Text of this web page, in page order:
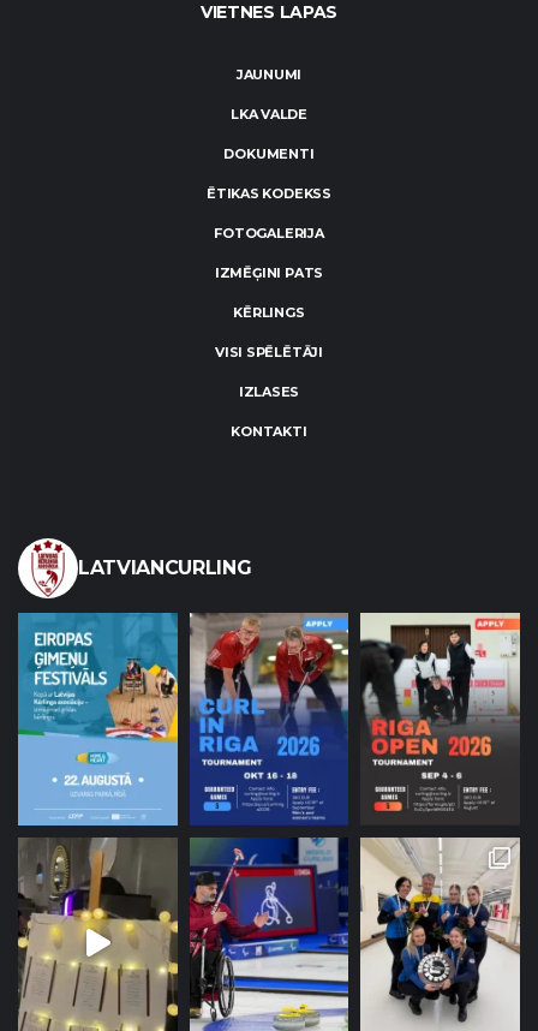
VIETNES LAPAS
JAUNUMI
LKA VALDE
DOKUMENTI
ĒTIKAS KODEKSS
FOTOGALERIJA
IZMĒĢINI PATS
KĒRLINGS
VISI SPĒLĒTĀJI
IZLASES
KONTAKTI
LATVIANCURLING